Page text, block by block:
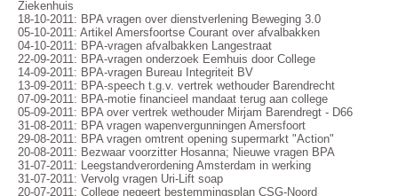
Ziekenhuis
18-10-2011: BPA vragen over dienstverlening Beweging 3.0
05-10-2011: Artikel Amersfoortse Courant over afvalbakken
04-10-2011: BPA-vragen afvalbakken Langestraat
22-09-2011: BPA-vragen onderzoek Eemhuis door College
14-09-2011: BPA-vragen Bureau Integriteit BV
13-09-2011: BPA-speech t.g.v. vertrek wethouder Barendrecht
07-09-2011: BPA-motie financieel mandaat terug aan college
05-09-2011: BPA over vertrek wethouder Mirjam Barendregt - D66
31-08-2011: BPA vragen wapenvergunningen Amersfoort
29-08-2011: BPA vragen omtrent opening supermarkt "Action"
20-08-2011: Bezwaar voorzitter Hosanna; Nieuwe vragen BPA
31-07-2011: Leegstandverordening Amsterdam in werking
31-07-2011: Vervolg vragen Uri-Lift soap
20-07-2011: College negeert bestemmingsplan CSG-Noord